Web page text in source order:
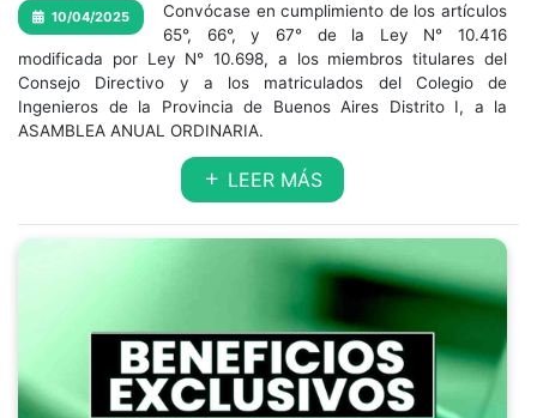
10/04/2025
Convócase en cumplimiento de los artículos
65°, 66°, y 67° de la Ley N° 10.416
modificada por Ley N° 10.698, a los miembros titulares del
Consejo Directivo y a los matriculados del Colegio de
Ingenieros de la Provincia de Buenos Aires Distrito I, a la
ASAMBLEA ANUAL ORDINARIA.
LEER MÁS